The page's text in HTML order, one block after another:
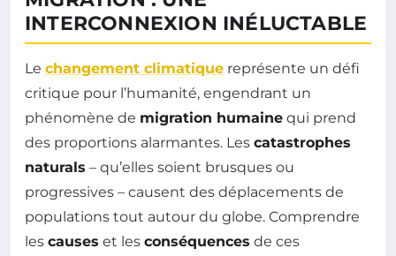
INTERCONNEXION INÉLUCTABLE
Le changement climatique représente un défi
critique pour l’humanité, engendrant un
phénomène de migration humaine qui prend
des proportions alarmantes. Les catastrophes
naturals – qu’elles soient brusques ou
progressives – causent des déplacements de
populations tout autour du globe. Comprendre
les causes et les conséquences de ces